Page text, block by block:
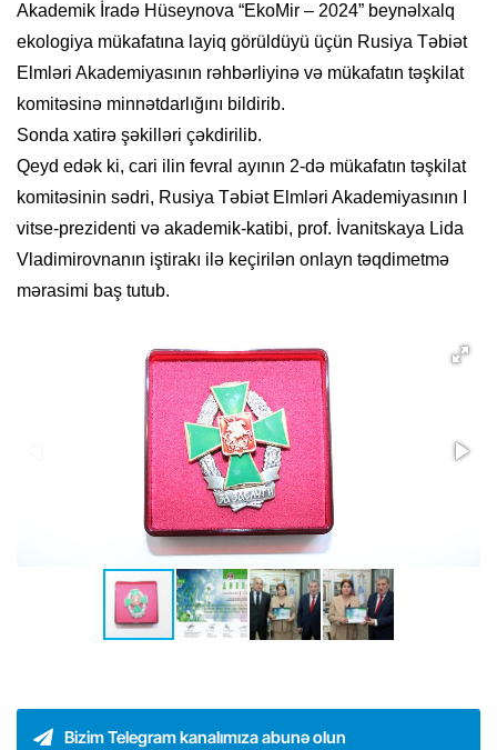
Akademik İradə Hüseynova “EkoMir – 2024” beynəlxalq
ekologiya mükafatına layiq görüldüyü üçün Rusiya Təbiət
Elmləri Akademiyasının rəhbərliyinə və mükafatın təşkilat
komitəsinə minnətdarlığını bildirib.
Sonda xatirə şəkilləri çəkdirilib.
Qeyd edək ki, cari ilin fevral ayının 2-də mükafatın təşkilat
komitəsinin sədri, Rusiya Təbiət Elmləri Akademiyasının I
vitse-prezidenti və akademik-katibi, prof. İvanitskaya Lida
Vladimirovnanın iştirakı ilə keçirilən onlayn təqdimetmə
mərasimi baş tutub.
Bizim Telegram kanalımıza abunə olun